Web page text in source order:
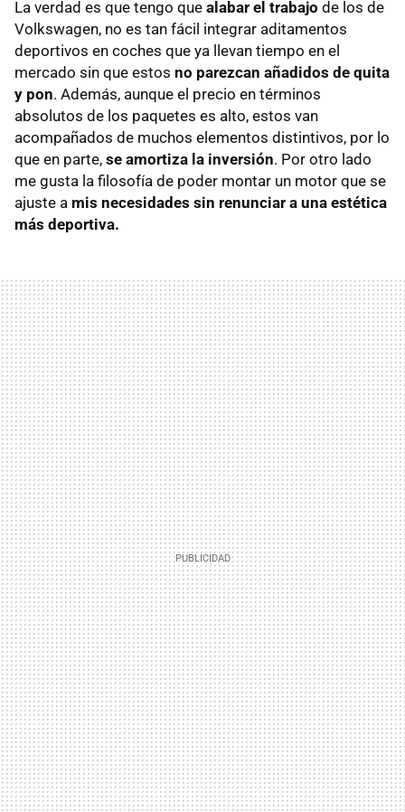
La verdad es que tengo que alabar el trabajo de los de
Volkswagen, no es tan fácil integrar aditamentos
deportivos en coches que ya llevan tiempo en el
mercado sin que estos no parezcan añadidos de quita
y pon. Además, aunque el precio en términos
absolutos de los paquetes es alto, estos van
acompañados de muchos elementos distintivos, por lo
que en parte, se amortiza la inversión. Por otro lado
me gusta la filosofía de poder montar un motor que se
ajuste a mis necesidades sin renunciar a una estética
más deportiva.